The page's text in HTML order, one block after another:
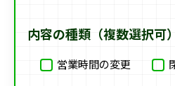
内容の種類（複数選択可）
営業時間の変更